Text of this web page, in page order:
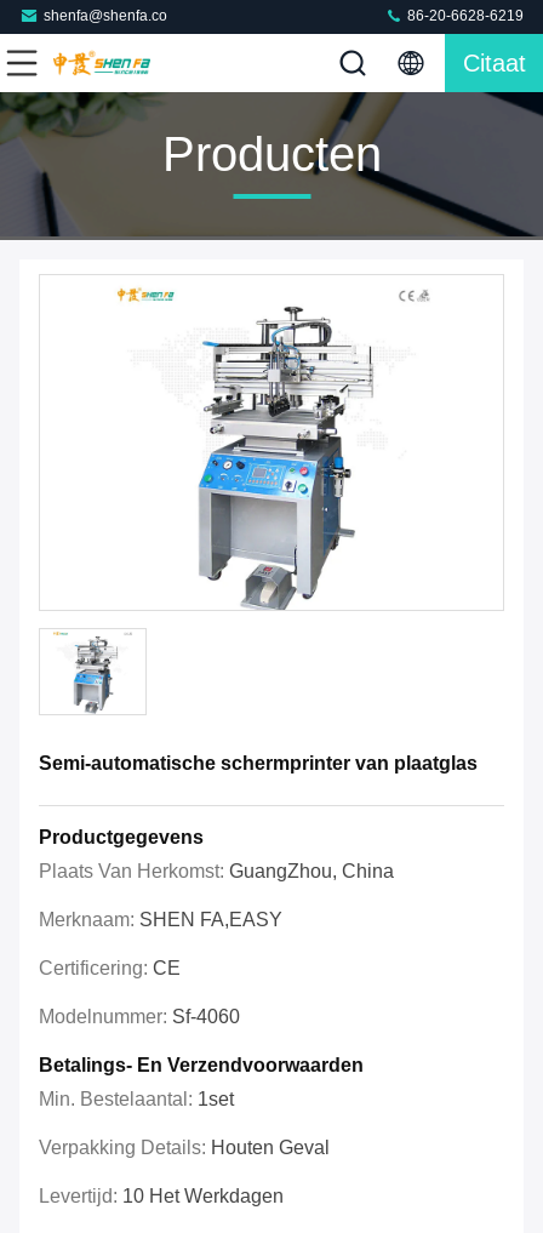
shenfa@shenfa.co 86-20-6628-6219
Citaat
Producten
Semi-automatische schermprinter van plaatglas
Productgegevens
Plaats Van Herkomst: GuangZhou, China
Merknaam: SHEN FA,EASY
Certificering: CE
Modelnummer: Sf-4060
Betalings- En Verzendvoorwaarden
Min. Bestelaantal: 1set
Verpakking Details: Houten Geval
Levertijd: 10 Het Werkdagen